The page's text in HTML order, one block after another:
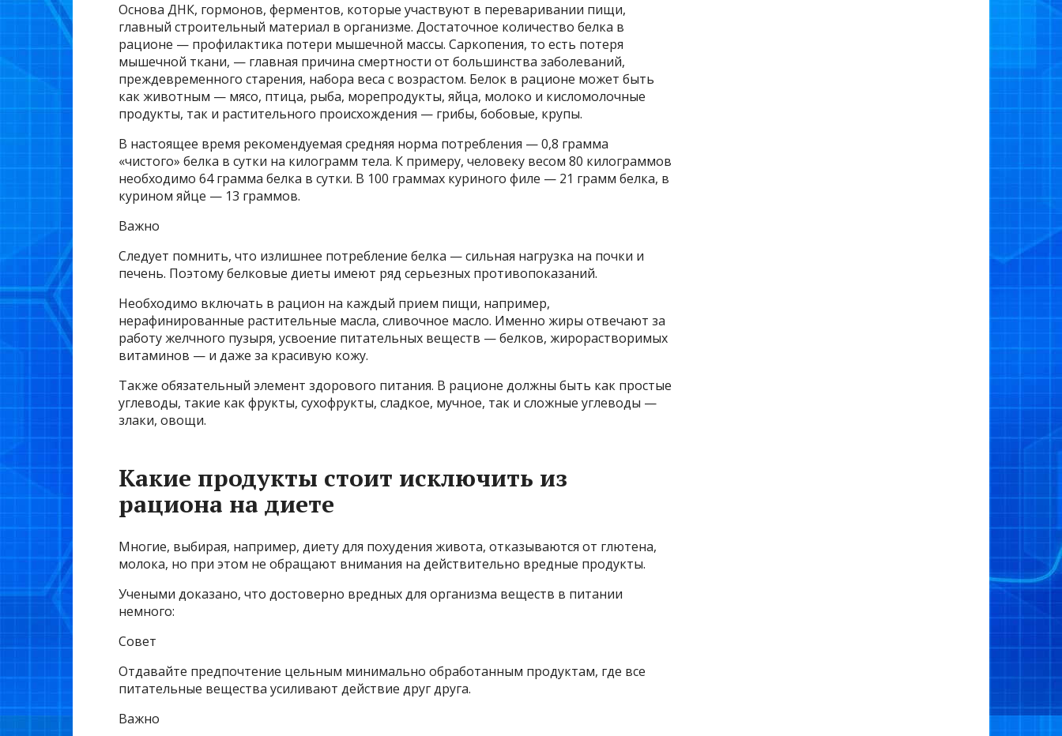
Основа ДНК, гормонов, ферментов, которые участвуют в переваривании пищи,
главный строительный материал в организме. Достаточное количество белка в
рационе — профилактика потери мышечной массы. Саркопения, то есть потеря
мышечной ткани, — главная причина смертности от большинства заболеваний,
преждевременного старения, набора веса с возрастом. Белок в рационе может быть
как животным — мясо, птица, рыба, морепродукты, яйца, молоко и кисломолочные
продукты, так и растительного происхождения — грибы, бобовые, крупы.
В настоящее время рекомендуемая средняя норма потребления — 0,8 грамма
«чистого» белка в сутки на килограмм тела. К примеру, человеку весом 80 килограммов
необходимо 64 грамма белка в сутки. В 100 граммах куриного филе — 21 грамм белка, в
курином яйце — 13 граммов.
Важно
Следует помнить, что излишнее потребление белка — сильная нагрузка на почки и
печень. Поэтому белковые диеты имеют ряд серьезных противопоказаний.
Необходимо включать в рацион на каждый прием пищи, например,
нерафинированные растительные масла, сливочное масло. Именно жиры отвечают за
работу желчного пузыря, усвоение питательных веществ — белков, жирорастворимых
витаминов — и даже за красивую кожу.
Также обязательный элемент здорового питания. В рационе должны быть как простые
углеводы, такие как фрукты, сухофрукты, сладкое, мучное, так и сложные углеводы —
злаки, овощи.
Какие продукты стоит исключить из
рациона на диете
Многие, выбирая, например, диету для похудения живота, отказываются от глютена,
молока, но при этом не обращают внимания на действительно вредные продукты.
Учеными доказано, что достоверно вредных для организма веществ в питании
немного:
Совет
Отдавайте предпочтение цельным минимально обработанным продуктам, где все
питательные вещества усиливают действие друг друга.
Важно